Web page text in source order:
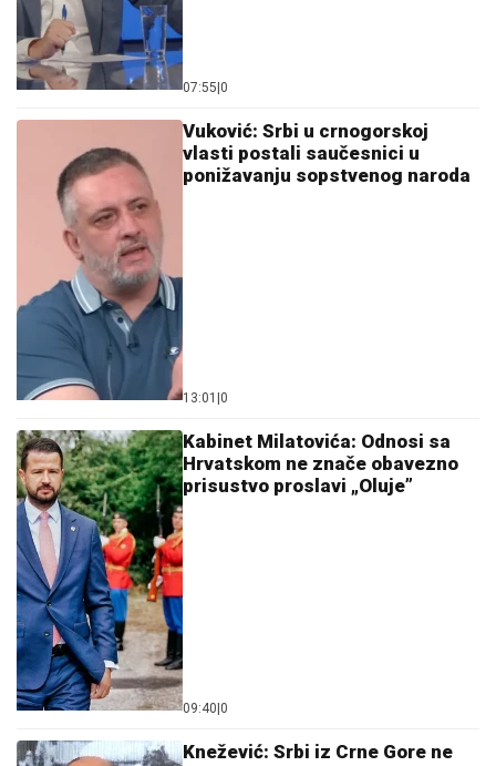
07:55 0
Vuković: Srbi u crnogorskoj
vlasti postali saučesnici u
ponižavanju sopstvenog naroda
13:01 0
Kabinet Milatovića: Odnosi sa
Hrvatskom ne znače obavezno
prisustvo proslavi „Oluje”
09:40 0
Knežević: Srbi iz Crne Gore ne